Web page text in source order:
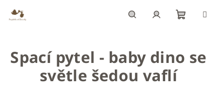
obsah
košík
Spací pytel - baby dino se
světle šedou vaflí